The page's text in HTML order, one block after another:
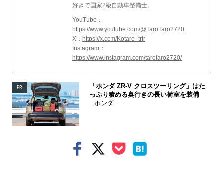
好きで国家2級自動車整備士。
YouTube：
https://www.youtube.com/@TaroTaro2720
X： https://x.com/Kotaro_trtr
Instagram：
https://www.instagram.com/tarotaro2720/
PR
「ホンダ ZR-V クロスツーリング」はた
っぷり積める奥行きの長い荷室を装備
ホンダ